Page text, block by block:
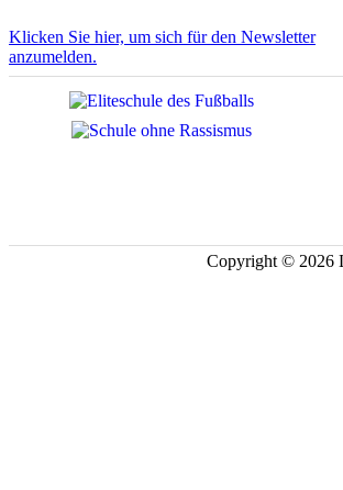
Klicken Sie hier, um sich für den Newsletter
anzumelden.
Copyright © 2026